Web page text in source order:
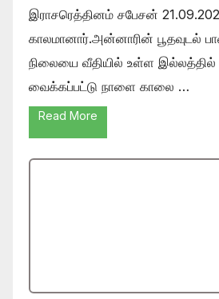
இராசரெத்தினம் சபேசன்
காலமானார்.அன்னாரின் பூதவுடல்
நிலையை வீதியில் உள்ள
வைக்கப்பட்டு நாளை காலை …
Read More